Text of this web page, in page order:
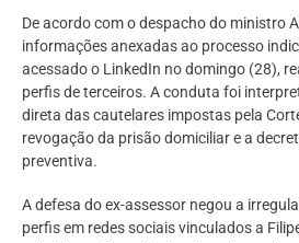
De acordo com o despacho do ministro
informações anexadas ao processo
acessado o LinkedIn no domingo (28),
perfis de terceiros. A conduta foi
direta das cautelares impostas pela
revogação da prisão domiciliar e a
preventiva.
A defesa do ex-assessor negou a
perfis em redes sociais vinculados a